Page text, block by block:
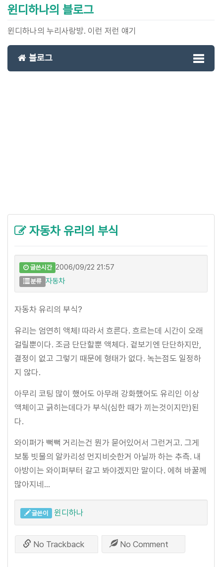
윈디하나의 블로그
윈디하나의 누리사랑방. 이런 저런 얘기
블로그
자동차 유리의 부식
글쓴시간 2006/09/22 21:57
분류 자동차
자동차 유리의 부식?
유리는 엄연히 액체! 따라서 흐른다. 흐르는데 시간이 오래
걸릴뿐이다. 조금 단단할뿐 액체다. 겉보기엔 단단하지만,
결정이 없고 그렇기 때문에 형태가 없다. 녹는점도 일정하
지 않다.
아무리 코팅 많이 했어도 아무래 강화했어도 유리인 이상
액체이고 긁히는데다가 부식(심한 때가 끼는것이지만)된
다.
와이퍼가 뻑뻑 거리는건 뭔가 묻어있어서 그런거고. 그게
보통 빗물의 알카리성 먼지비슷한거 아닐까 하는 추측. 내
아방이는 와이퍼부터 갈고 봐야겠지만 말이다. 에혀 바꿀께
많아지네...
글쓴이 윈디하나
No Trackback No Comment